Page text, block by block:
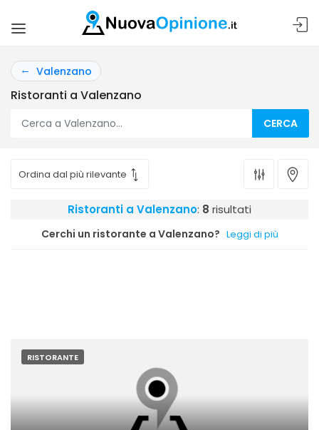
Valenzano
Ristoranti a Valenzano
CERCA
Ristoranti a Valenzano: 8 risultati
Cerchi un ristorante a Valenzano? Leggi di più
RISTORANTE